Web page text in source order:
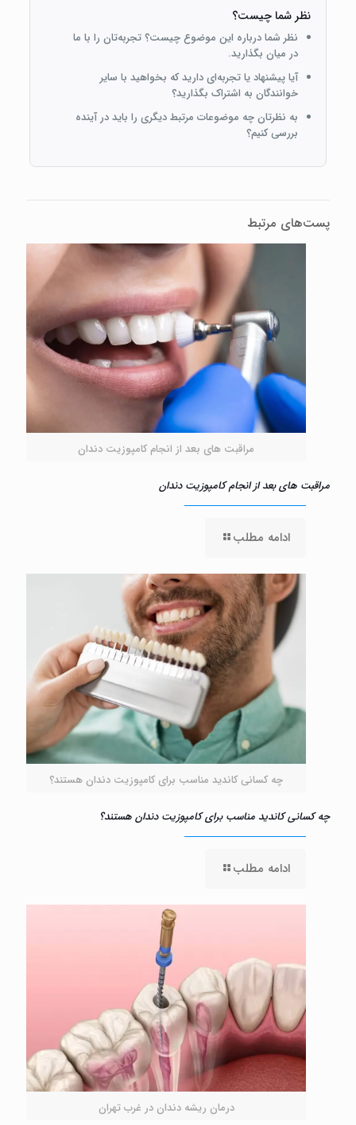
نظر شما چیست؟
نظر شما درباره این موضوع چیست؟ تجربه‌تان را با ما
در میان بگذارید.
آیا پیشنهاد یا تجربه‌ای دارید که بخواهید با سایر
خوانندگان به اشتراک بگذارید؟
به نظرتان چه موضوعات مرتبط دیگری را باید در آینده
بررسی کنیم؟
پست‌های مرتبط
مراقبت‌ های بعد از انجام کامپوزیت دندان
مراقبت‌ های بعد از انجام کامپوزیت دندان
ادامه مطلب
چه کسانی کاندید مناسب برای کامپوزیت دندان هستند؟
چه کسانی کاندید مناسب برای کامپوزیت دندان هستند؟
ادامه مطلب
درمان ریشه دندان در غرب تهران